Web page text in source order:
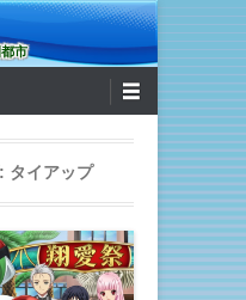
市
タイアップ